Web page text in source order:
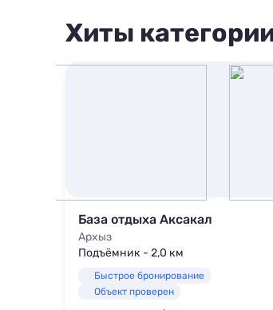
Хиты
База отдыха Аксакал
Архыз
Подъёмник - 2,0 км
Быстрое бронирование
Объект проверен